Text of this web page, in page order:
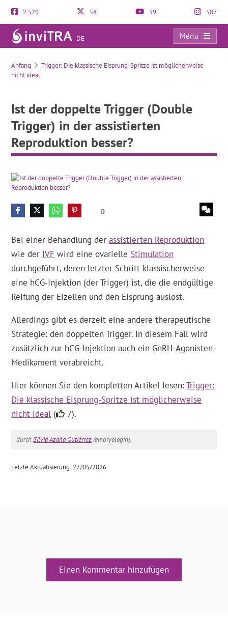
2.529 58 59 587
DE
Menü
Ist der doppelte Trigger (Double Trigger) in der assistierten Reproduktion besser?
Anfang
Trigger: Die klassische Eisprung-Spritze ist möglicherweise
nicht ideal
Ist der doppelte Trigger (Double
Trigger) in der assistierten
Reproduktion besser?
0
Bei einer Behandlung derassistierten Reproduktion
wie der IVF wird eine ovarielle Stimulation
durchgeführt, deren letzter Schritt klassischerweise
eine hCG-Injektion (der Trigger) ist, die die endgültige
Reifung der Eizellen und den Eisprung auslöst.
Allerdings gibt es derzeit eine andere therapeutische
Strategie: den doppelten Trigger. In diesem Fall wird
zusätzlich zur hCG-Injektion auch ein GnRH-Agonisten-
Medikament verabreicht.
Hier können Sie den kompletten Artikel lesen:Trigger:
Die klassische Eisprung-Spritze ist möglicherweise
nicht ideal ( 7).
durchSilvia Azaña Gutiérrez(embryologin).
Letzte Aktualisierung: 27/05/2026
Einen Kommentar hinzufügen